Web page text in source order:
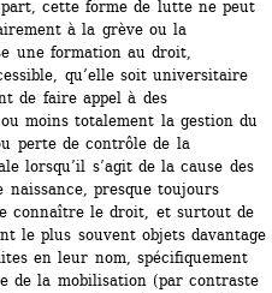
cette forme de lutte ne peut
à la grève ou la
une formation au droit,
qu’elle soit universitaire
de faire appel à des
moins totalement la gestion du
perte de contrôle de la
lorsqu’il s’agit de la cause des
naissance, presque toujours
connaître le droit, et surtout de
le plus souvent objets davantage
en leur nom, spécifiquement
de la mobilisation (par contraste